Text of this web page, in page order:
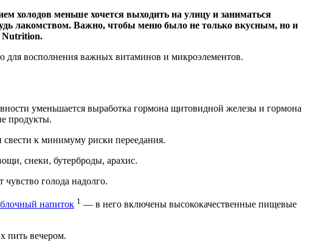
холодов меньше хочется выходить на улицу и заниматься
лакомством. Важно, чтобы меню было не только вкусным, но и
Nutrition.
для восполнения важных витаминов и микроэлементов.
уменьшается выработка гормона щитовидной железы и гормона
продукты.
к минимуму риски переедания.
снеки, бутерброды, арахис.
голода надолго.
напиток 1 — в него включены высококачественные пищевые
пить вечером.